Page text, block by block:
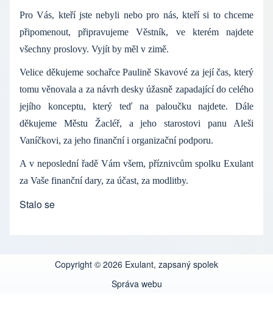
Pro Vás, kteří jste nebyli nebo pro nás, kteří si to chceme
připomenout, připravujeme Věstník, ve kterém najdete
všechny proslovy. Vyjít by měl v zimě.
Velice děkujeme sochařce Paulině Skavové za její čas, který
tomu věnovala a za návrh desky úžasně zapadající do celého
jejího konceptu, který teď na paloučku najdete. Dále
děkujeme Městu Žacléř, a jeho starostovi panu Aleši
Vaníčkovi, za jeho finanční i organizační podporu.
A v neposlední řadě Vám všem, příznivcům spolku Exulant
za Vaše finanční dary, za účast, za modlitby.
Stalo se
Copyright © 2026 Exulant, zapsaný spolek
Správa webu